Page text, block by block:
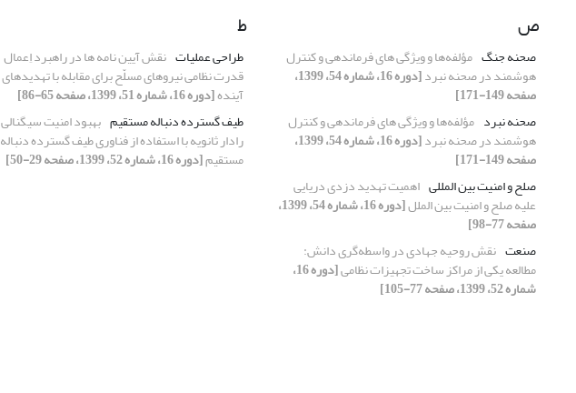
ص
صحنه جنگ مؤلفه‌ها و ویژگی های فرماندهی و کنترل
هوشمند در صحنه نبرد [دوره 16، شماره 54، 1399،
صفحه 149-171]
صحنه نبرد مؤلفه‌ها و ویژگی های فرماندهی و کنترل
هوشمند در صحنه نبرد [دوره 16، شماره 54، 1399،
صفحه 149-171]
صلح و امنیت بین المللی اهمیت تهدید دزدی دریایی
علیه صلح و امنیت بین الملل [دوره 16، شماره 54، 1399،
صفحه 77-98]
صنعت نقش روحیه جهادی در واسطه‌گری دانش:
مطالعه یکی از مراکز ساخت تجهیزات نظامی [دوره 16،
شماره 52، 1399، صفحه 77-105]
ط
طراحی عملیات نقش آیین نامه ها در راهبرد اِعمال
قدرت نظامی نیروهای مسلّح برای مقابله با تهدیدهای
آینده[دوره 16، شماره 51، 1399، صفحه 65-86]
طیف گسترده دنباله مستقیم بهبود امنیت سیگنالی
رادار ثانویه با استفاده از فناوری طیف گسترده دنباله
مستقیم[دوره 16، شماره 52، 1399، صفحه 29-50]